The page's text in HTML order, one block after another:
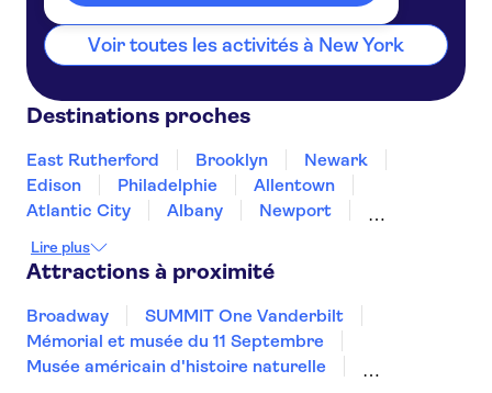
Voir toutes les activités à New York
Destinations proches
East Rutherford Brooklyn
Newark
Edison
Philadelphie
Allentown
Atlantic City
Albany
Newport
Concord
Annapolis
Lire plus
Attractions à proximité
Broadway
SUMMIT One Vanderbilt
Mémorial et musée du 11 Septembre
Musée américain d'histoire naturelle